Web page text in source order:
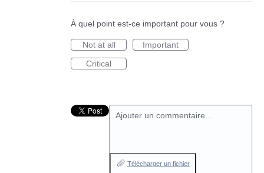
À quel point est-ce important pour vous ?
Not at all
Important
Critical
Ajouter un commentaire…
Télécharger un fichier